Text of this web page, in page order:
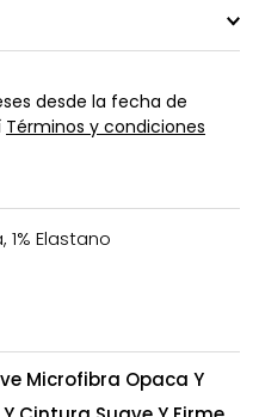
desde la fecha de
Términos y condiciones
1% Elastano
Microfibra Opaca Y